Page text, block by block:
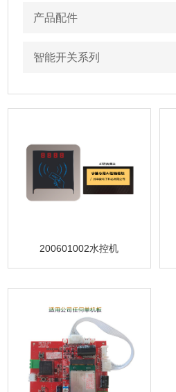
产品配件
智能开关系列
200601002水控机